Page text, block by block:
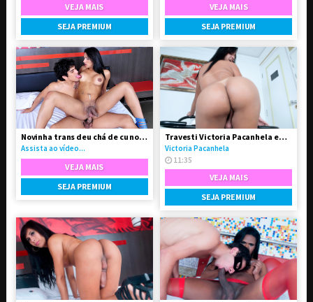
VEJA MAIS
SEJA PREMIUM
VEJA MAIS
SEJA PREMIUM
Novinha trans deu chá de cu no seu namorado
Assista ao vídeo...
VEJA MAIS
SEJA PREMIUM
Travesti Victoria Pacanhela em vídeo solo
Victoria Pacanhela
11:35
VEJA MAIS
SEJA PREMIUM